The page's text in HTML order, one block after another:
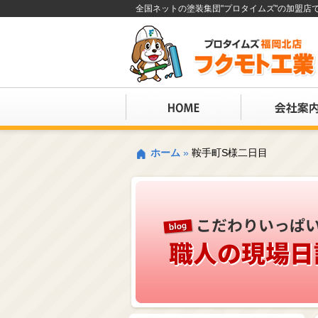
全国ネットの塗装集団"プロタイムズ"の加盟店
ホーム » 鞍手町S様二日目